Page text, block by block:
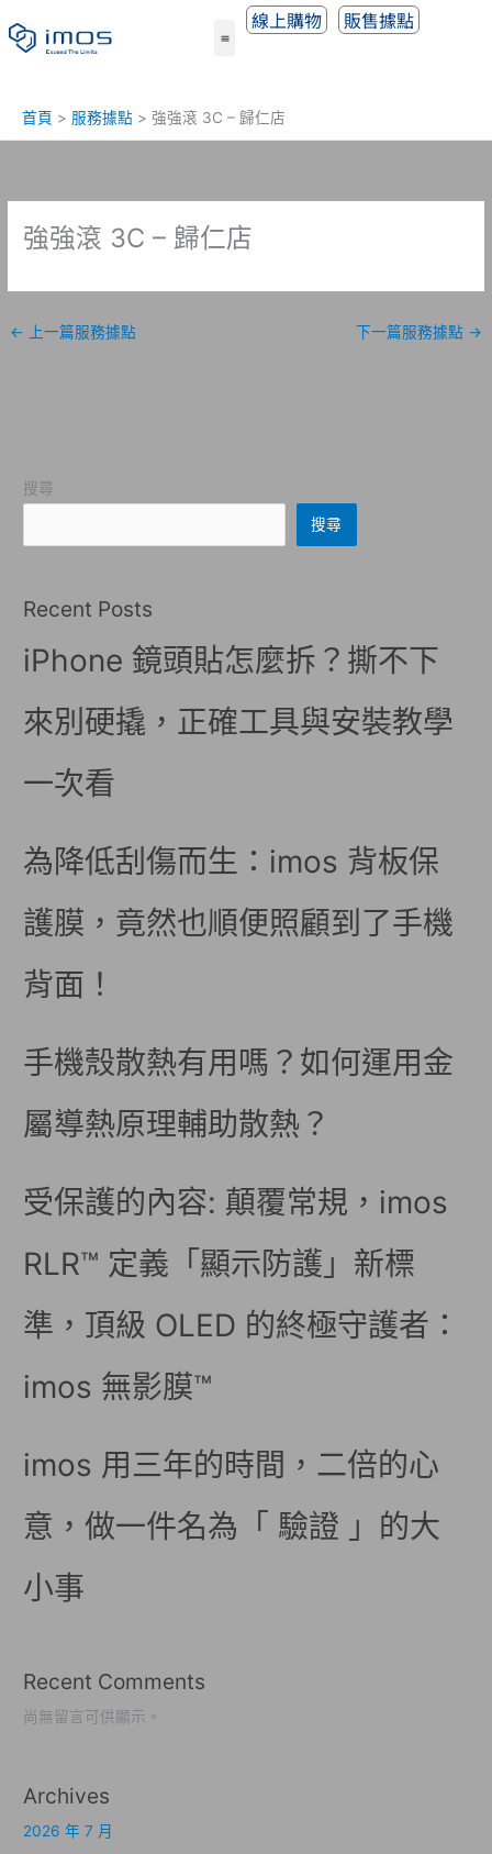
至
線上購物 販售據點
首頁 服務據點 強強滾 3C – 歸仁店
強強滾 3C – 歸仁店
← 上一篇服務據點 下一篇服務據點 →
搜尋
搜尋
Recent Posts
iPhone 鏡頭貼怎麼拆？撕不下
來別硬撬，正確工具與安裝教學
一次看
為降低刮傷而生：imos 背板保
護膜，竟然也順便照顧到了手機
背面！
手機殼散熱有用嗎？如何運用金
屬導熱原理輔助散熱？
受保護的內容: 顛覆常規，imos
RLR™ 定義「顯示防護」新標
準，頂級 OLED 的終極守護者：
imos 無影膜™
imos 用三年的時間，二倍的心
意，做一件名為「 驗證 」的大
小事
Recent Comments
尚無留言可供顯示。
Archives
2026 年 7 月